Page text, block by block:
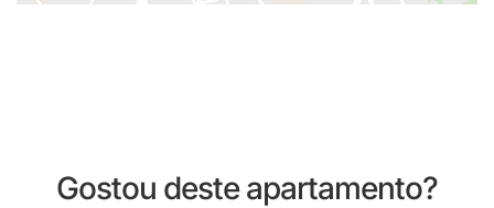
Gostou deste apartamento?